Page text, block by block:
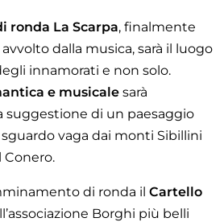
ronda La Scarpa, finalmente
dalla musica, sarà il luogo
innamorati e non solo.
e musicale sarà
suggestione di un paesaggio
vaga dai monti Sibillini
Conero.
di ronda il Cartello
Borghi più belli